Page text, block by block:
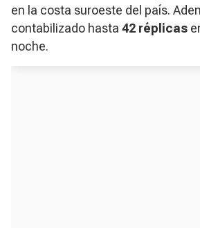
en la costa suroeste del país.
contabilizado hasta 42 réplicas
noche.